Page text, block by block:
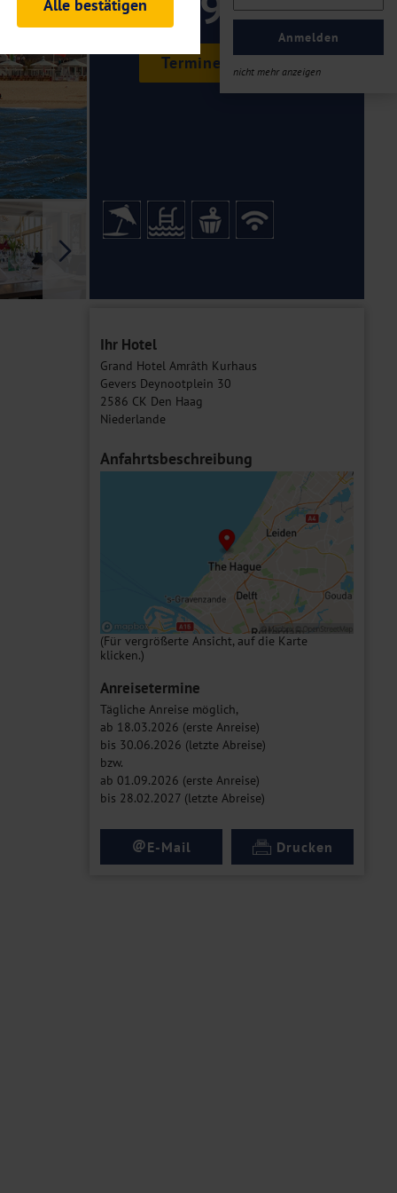
Anmelden
nicht mehr anzeigen
Termine & Preise
Ihr Hotel
Grand Hotel Amrâth Kurhaus
Gevers Deynootplein 30
2586 CK Den Haag
Niederlande
Anfahrtsbeschreibung
(Für vergrößerte Ansicht, auf die Karte
klicken.)
Anreisetermine
Tägliche Anreise möglich,
ab 18.03.2026 (erste Anreise)
bis 30.06.2026 (letzte Abreise)
bzw.
ab 01.09.2026 (erste Anreise)
bis 28.02.2027 (letzte Abreise)
@E-Mail Drucken
und Analysen. Mithilfe
Auftritts ermitteln und
es zu einer Drittlands
Daten finden Sie in unseren
Alle bestätigen